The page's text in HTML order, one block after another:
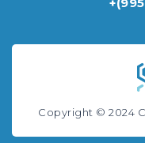
Copyright © 2024